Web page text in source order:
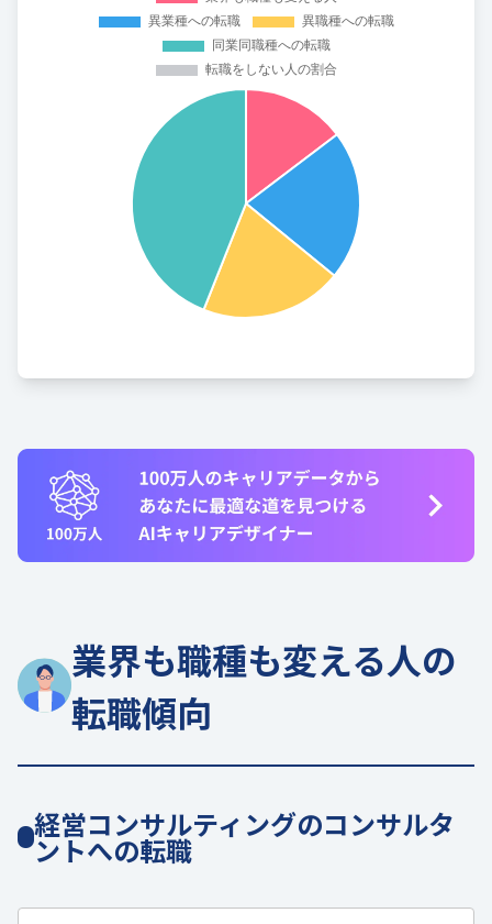
業界も職種も変える人の
転職傾向
経営コンサルティングのコンサルタ
ントへの転職